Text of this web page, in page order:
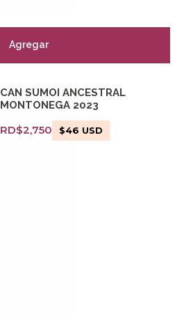
Agregar
CAN SUMOI ANCESTRAL
MONTONEGA 2023
RD$2,750 $46 USD